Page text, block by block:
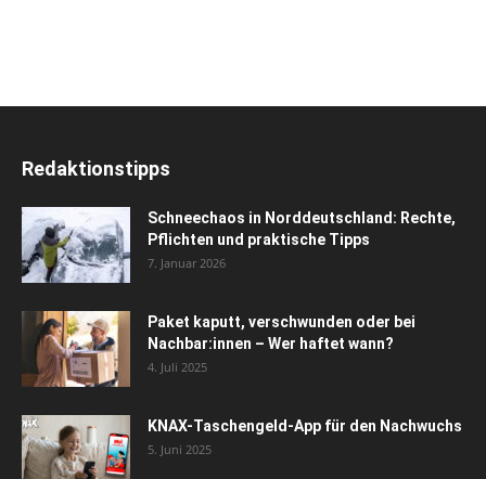
Redaktionstipps
Schneechaos in Norddeutschland: Rechte,
Pflichten und praktische Tipps
7. Januar 2026
Paket kaputt, verschwunden oder bei
Nachbar:innen – Wer haftet wann?
4. Juli 2025
KNAX-Taschengeld-App für den Nachwuchs
5. Juni 2025